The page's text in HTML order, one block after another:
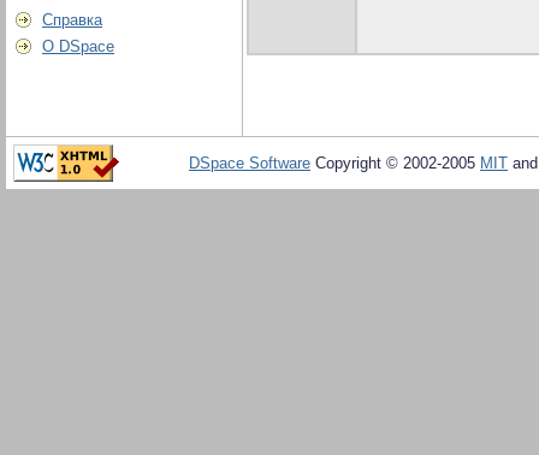
Справка
О DSpace
DSpace Software Copyright © 2002-2005 MIT